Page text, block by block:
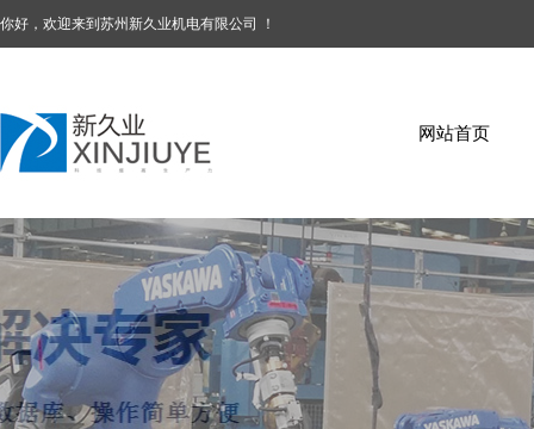
你好，欢迎来到苏州新久业机电有限公司 ！
网站首页